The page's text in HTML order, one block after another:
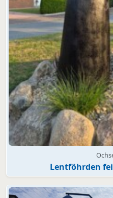
Lentföhrden